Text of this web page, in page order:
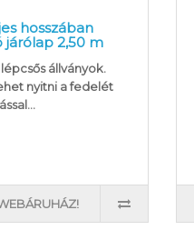
hosszában
járólap 2,50 m
állványok.
nyitni a fedelét